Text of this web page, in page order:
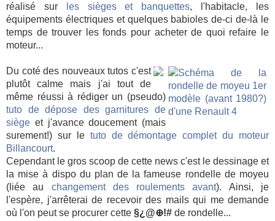
réalisé sur
les sièges et banquettes, l'habitacle, les
équipements électriques et quelques babioles de-ci de-là le
temps de trouver les fonds pour acheter de quoi refaire le
moteur...
Du coté des nouveaux tutos c'est
plutôt calme mais j'ai tout de
même réussi à rédiger un (pseudo)
tuto de dépose des garnitures de
siège et j'avance doucement (mais
surement!) sur letuto de démontage complet du moteur
Billancourt.
Cependant le gros scoop de cette news c'est le dessinage et
la mise à dispo du plan de la fameuse rondelle de moyeu
(liée au changement des roulements avant). Ainsi, je
l'espère, j'arrêterai de recevoir des mails qui me demande
où l'on peut se procurer cette §¿@⊕!# de rondelle...